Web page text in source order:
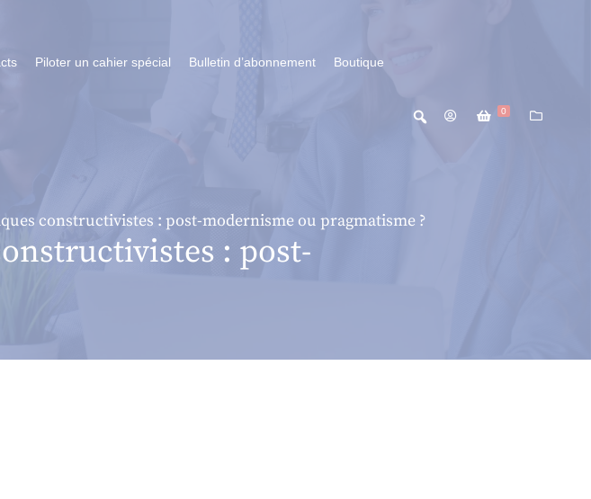
Piloter un cahier spécial Bulletin d’abonnement Boutique
0
constructivistes : post-modernisme ou pragmatisme ?
: post-